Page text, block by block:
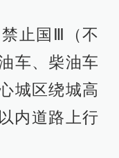
止国Ⅲ（不
车、柴油车
城区绕城高
内道路上行